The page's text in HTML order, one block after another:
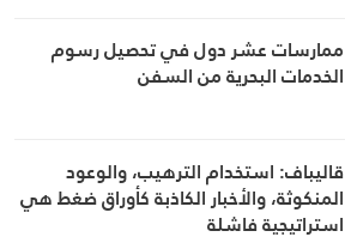
ممارسات عشر دول في تحصيل رسوم
الخدمات البحرية من السفن
قاليباف: استخدام الترهيب، والوعود
المنكوثة، والأخبار الكاذبة كأوراق ضغط هي
استراتيجية فاشلة